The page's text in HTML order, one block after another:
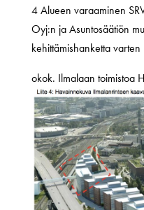
4 Alueen varaaminen
Oyj:n ja Asuntosäätiön
kehittämishanketta
okok. Ilmalaan toimistoa